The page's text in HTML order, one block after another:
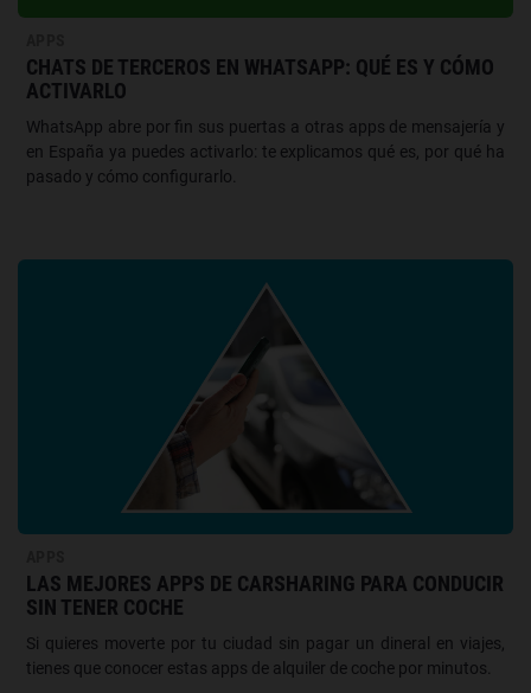
CHATS DE TERCEROS EN WHATSAPP: QUÉ ES Y CÓMO
ACTIVARLO
WhatsApp abre por fin sus puertas a otras apps de mensajería y
en España ya puedes activarlo: te explicamos qué es, por qué ha
pasado y cómo configurarlo.
LAS MEJORES APPS DE CARSHARING PARA CONDUCIR
SIN TENER COCHE
Si quieres moverte por tu ciudad sin pagar un dineral en viajes,
tienes que conocer estas apps de alquiler de coche por minutos.